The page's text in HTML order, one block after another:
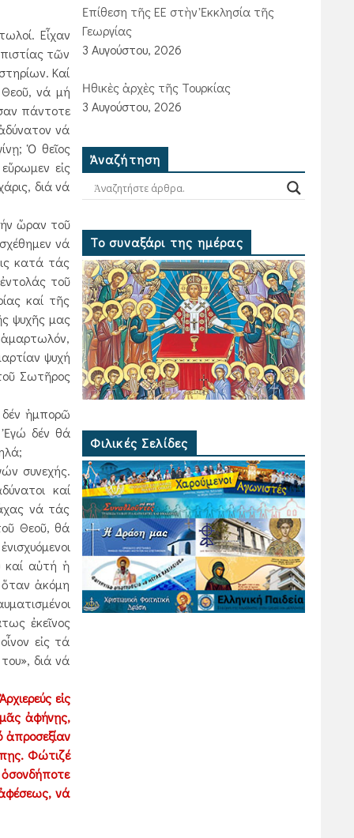
Εἶχαν
τῶν
Καί
Θεοῦ, νά μή
πάντοτε
νά
Ὁ θεῖος
εἰς
διά νά
ὥραν τοῦ
νά
κατά τάς
τοῦ
καί τῆς
ψυχῆς μας
ἁμαρτωλόν,
ψυχή
Σωτῆρος
δέν ἠμπορῶ
Ἐγώ δέν θά
συνεχής.
καί
νά τάς
Θεοῦ, θά
καί αὐτή ἡ
ὅταν ἀκόμη
ἐκεῖνος
εἰς τά
διά νά
εἰς
ἀφήνῃς,
ἀπροσεξίαν
Φώτιζέ
νά
Ἐπίθεση τῆς ΕΕ στὴν Ἐκκλησία τῆς
Γεωργίας
3 Αυγούστου, 2026
Ἠθικὲς ἀρχὲς τῆς Τουρκίας
3 Αυγούστου, 2026
Ἀναζήτηση
Το συναξάρι της ημέρας
Φιλικές Σελίδες